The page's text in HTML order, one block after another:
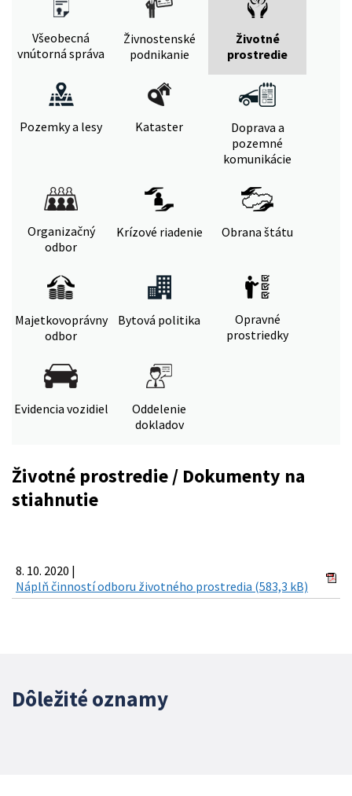
Všeobecná
vnútorná správa
Živnostenské
podnikanie
Životné
prostredie
Pozemky a lesy Kataster
Doprava a
pozemné
komunikácie
Organizačný
odbor
Krízové riadenie Obrana štátu
Majetkovoprávny
odbor
Bytová politika
Opravné
prostriedky
Evidencia vozidiel
Oddelenie
dokladov
Životné prostredie / Dokumenty na
stiahnutie
8. 10. 2020 |
Náplň činností odboru životného prostredia (583,3 kB)
Dôležité oznamy